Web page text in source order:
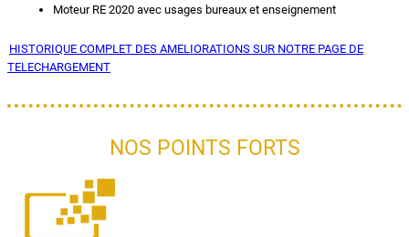
Moteur RE 2020 avec usages bureaux et enseignement
HISTORIQUE COMPLET DES AMELIORATIONS SUR NOTRE PAGE DE
TELECHARGEMENT
NOS POINTS FORTS